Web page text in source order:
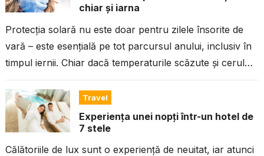
chiar și iarna
Protecția solară nu este doar pentru zilele însorite de
vară – este esențială pe tot parcursul anului, inclusiv în
timpul iernii. Chiar dacă temperaturile scăzute și cerul
Travel
Experiența unei nopți într-un hotel de
7 stele
Călătoriile de lux sunt o experiență de neuitat, iar atunci